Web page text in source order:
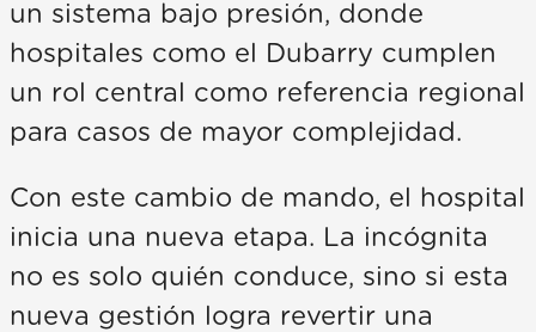
un sistema bajo presión, donde
hospitales como el Dubarry cumplen
un rol central como referencia regional
para casos de mayor complejidad.
Con este cambio de mando, el hospital
inicia una nueva etapa. La incógnita
no es solo quién conduce, sino si esta
nueva gestión logra revertir una